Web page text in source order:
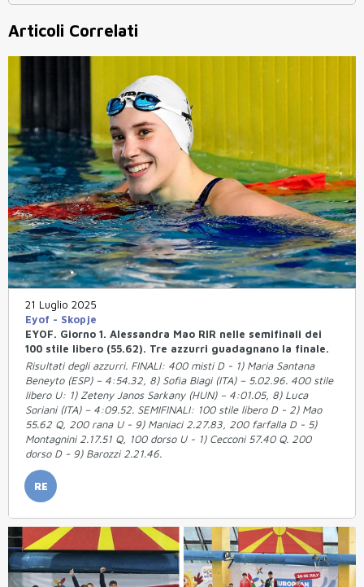
Articoli Correlati
21 Luglio 2025
Eyof - Skopje
EYOF. Giorno 1. Alessandra Mao RIR nelle semifinali dei
100 stile libero (55.62). Tre azzurri guadagnano la finale.
Risultati degli azzurri. FINALI: 400 misti D - 1) Maria Santana
Beneyto (ESP) – 4:54.32, 8) Sofia Biagi (ITA) – 5.02.96. 400 stile
libero U: 1) Zeteny Janos Sarkany (HUN) – 4:01.05, 8) Luca
Soriani (ITA) – 4:09.52. SEMIFINALI: 100 stile libero D - 2) Mao
55.62 Q, 200 rana U - 9) Maniaci 2.27.83, 200 farfalla D - 5)
Montagnini 2.17.51 Q, 100 dorso U - 1) Cecconi 57.40 Q. 200
dorso D - 9) Barozzi 2.21.46.
RE